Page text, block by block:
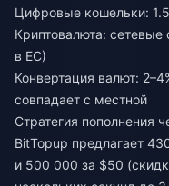
Цифровые кошельки:
Криптовалюта: сетевые
в ЕС)
Конвертация валют:
совпадает с местной
Стратегия пополнения
BitTopup предлагает
и 500 000 за $50